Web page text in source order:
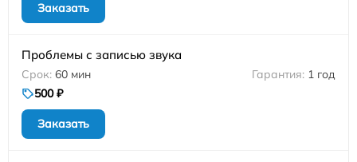
Заказать
Проблемы с записью звука
60 мин
1 год
500 ₽
Заказать